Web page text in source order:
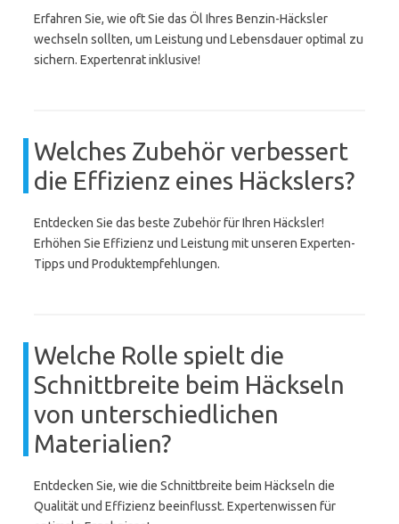
Erfahren Sie, wie oft Sie das Öl Ihres Benzin-Häcksler
wechseln sollten, um Leistung und Lebensdauer optimal zu
sichern. Expertenrat inklusive!
Welches Zubehör verbessert
die Effizienz eines Häckslers?
Entdecken Sie das beste Zubehör für Ihren Häcksler!
Erhöhen Sie Effizienz und Leistung mit unseren Experten-
Tipps und Produktempfehlungen.
Welche Rolle spielt die
Schnittbreite beim Häckseln
von unterschiedlichen
Materialien?
Entdecken Sie, wie die Schnittbreite beim Häckseln die
Qualität und Effizienz beeinflusst. Expertenwissen für